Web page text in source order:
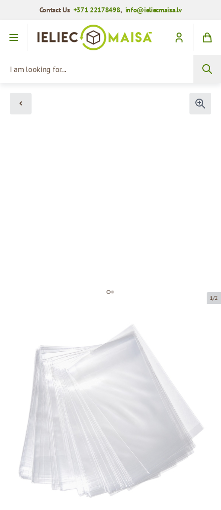
Contact Us +371 22178498, info@ieliecmaisa.lv
Skip to Content
1/2
Polypropylene bags without
bottom base
Product code: 101247
100 x 130 mm
Material:
Thickness:
30 µ
Product can be collected from a pickup point.
Price per 500 pieces
€9.08